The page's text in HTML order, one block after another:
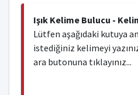
Işık Kelime Bulucu -
Lütfen aşağıdaki kutuya
istediğiniz kelimeyi
ara butonuna tıklayınız...